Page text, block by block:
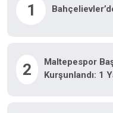
1
2
Maltepespor
Kurşunlandı: 1